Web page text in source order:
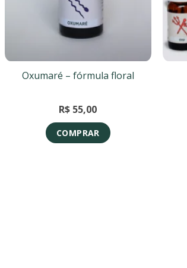
Oxumaré – fórmula floral
R$ 55,00
COMPRAR